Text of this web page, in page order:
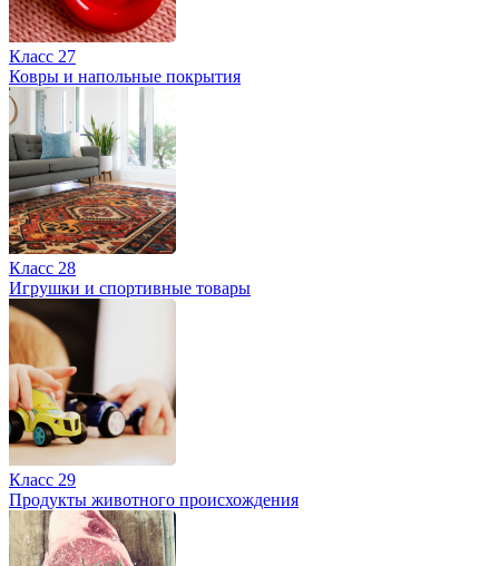
Класс 27
Ковры и напольные покрытия
Класс 28
Игрушки и спортивные товары
Класс 29
Продукты животного происхождения